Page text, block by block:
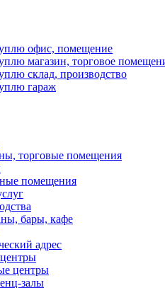
офис, помещение
магазин, торговое
склад, производство
гараж
торговые помещения
помещения
бары, кафе
адрес
центры
залы